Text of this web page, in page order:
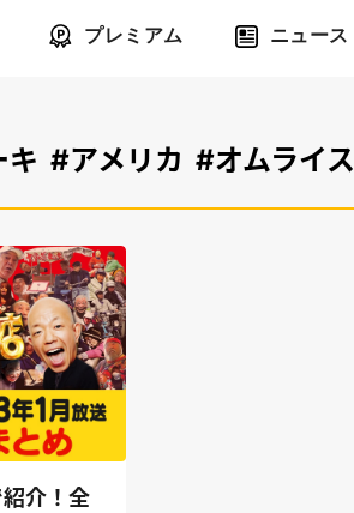
プレミアム ニュース
キ #アメリカ #オムライス
紹介！全